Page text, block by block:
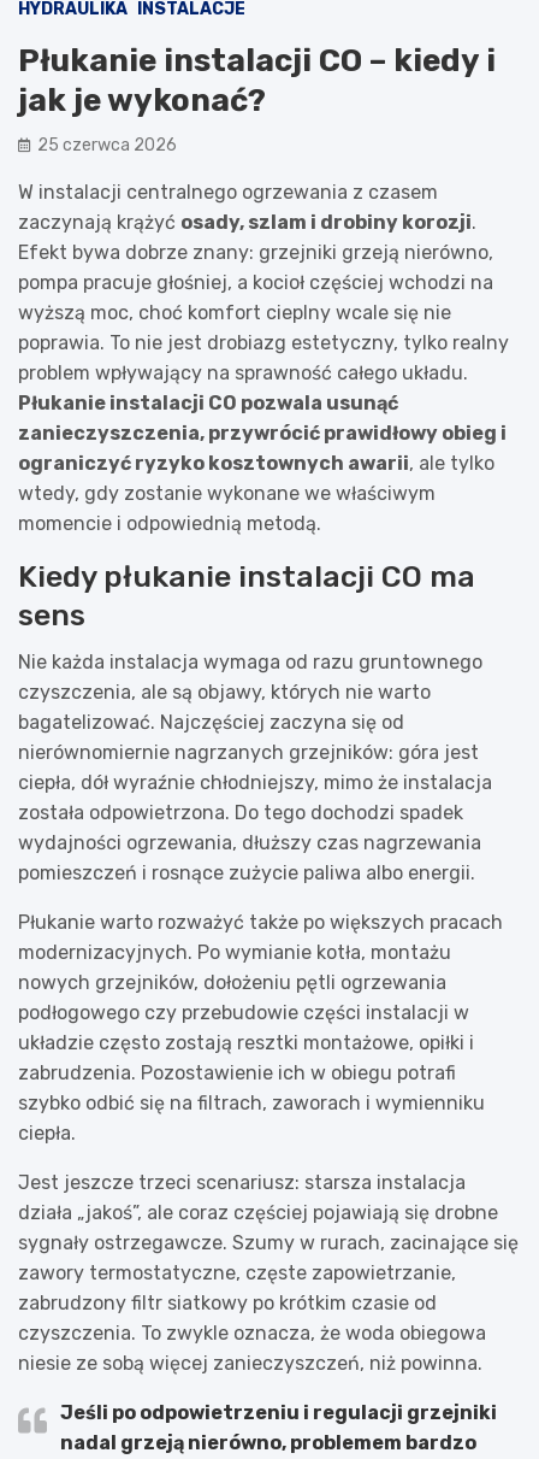
HYDRAULIKA INSTALACJE
Płukanie instalacji CO – kiedy i
jak je wykonać?
25 czerwca 2026
W instalacji centralnego ogrzewania z czasem
zaczynają krążyć osady, szlam i drobiny korozji.
Efekt bywa dobrze znany: grzejniki grzeją nierówno,
pompa pracuje głośniej, a kocioł częściej wchodzi na
wyższą moc, choć komfort cieplny wcale się nie
poprawia. To nie jest drobiazg estetyczny, tylko realny
problem wpływający na sprawność całego układu.
Płukanie instalacji CO pozwala usunąć
zanieczyszczenia, przywrócić prawidłowy obieg i
ograniczyć ryzyko kosztownych awarii, ale tylko
wtedy, gdy zostanie wykonane we właściwym
momencie i odpowiednią metodą.
Kiedy płukanie instalacji CO ma
sens
Nie każda instalacja wymaga od razu gruntownego
czyszczenia, ale są objawy, których nie warto
bagatelizować. Najczęściej zaczyna się od
nierównomiernie nagrzanych grzejników: góra jest
ciepła, dół wyraźnie chłodniejszy, mimo że instalacja
została odpowietrzona. Do tego dochodzi spadek
wydajności ogrzewania, dłuższy czas nagrzewania
pomieszczeń i rosnące zużycie paliwa albo energii.
Płukanie warto rozważyć także po większych pracach
modernizacyjnych. Po wymianie kotła, montażu
nowych grzejników, dołożeniu pętli ogrzewania
podłogowego czy przebudowie części instalacji w
układzie często zostają resztki montażowe, opiłki i
zabrudzenia. Pozostawienie ich w obiegu potrafi
szybko odbić się na filtrach, zaworach i wymienniku
ciepła.
Jest jeszcze trzeci scenariusz: starsza instalacja
działa „jakoś”, ale coraz częściej pojawiają się drobne
sygnały ostrzegawcze. Szumy w rurach, zacinające się
zawory termostatyczne, częste zapowietrzanie,
zabrudzony filtr siatkowy po krótkim czasie od
czyszczenia. To zwykle oznacza, że woda obiegowa
niesie ze sobą więcej zanieczyszczeń, niż powinna.
Jeśli po odpowietrzeniu i regulacji grzejniki
nadal grzeją nierówno, problemem bardzo